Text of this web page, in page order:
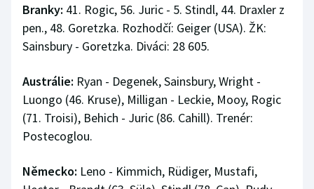
Branky: 41. Rogic, 56. Juric - 5. Stindl, 44. Draxler z
pen., 48. Goretzka. Rozhodčí: Geiger (USA). ŽK:
Sainsbury - Goretzka. Diváci: 28 605.
Austrálie: Ryan - Degenek, Sainsbury, Wright -
Luongo (46. Kruse), Milligan - Leckie, Mooy, Rogic
(71. Troisi), Behich - Juric (86. Cahill). Trenér:
Postecoglou.
Německo: Leno - Kimmich, Rüdiger, Mustafi,